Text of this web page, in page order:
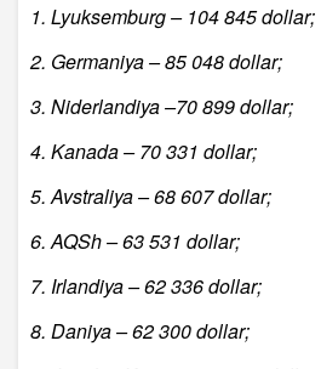
1. Lyuksemburg – 104 845 dollar;
2. Germaniya – 85 048 dollar;
3. Niderlandiya –70 899 dollar;
4. Kanada – 70 331 dollar;
5. Avstraliya – 68 607 dollar;
6. AQSh – 63 531 dollar;
7. Irlandiya – 62 336 dollar;
8. Daniya – 62 300 dollar;